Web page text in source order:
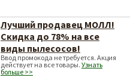
Лучший продавец МОЛЛ!
Скидка до 78% на все
виды пылесосов!
Ввод промокода не требуется. Акция
действует на все товары. Узнать
больше >>